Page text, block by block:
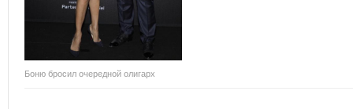
Боню бросил очередной олигарх